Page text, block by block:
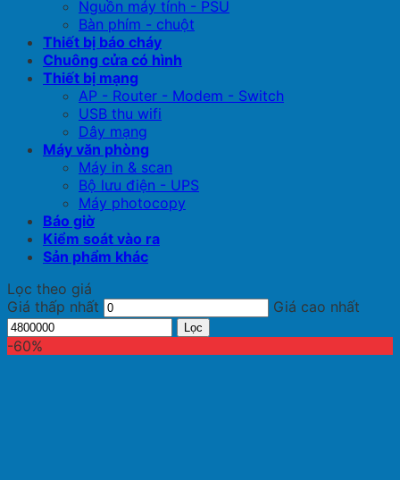
Nguồn máy tính - PSU
Bàn phím - chuột
Thiết bị báo cháy
Chuông cửa có hình
Thiết bị mạng
AP - Router - Modem - Switch
USB thu wifi
Dây mạng
Máy văn phòng
Máy in & scan
Bộ lưu điện - UPS
Máy photocopy
Báo giờ
Kiểm soát vào ra
Sản phẩm khác
Lọc theo giá
Giá thấp nhất
Giá cao nhất
Lọc
-60%